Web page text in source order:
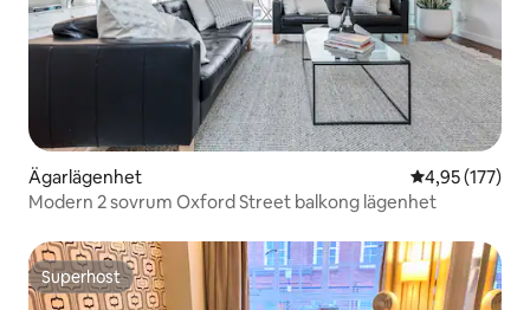
Ägarlägenhet 4,95 av 5 i
4,95 (177)
Modern 2 sovrum Oxford Street balkong lägenhet
Superhost
Superhost